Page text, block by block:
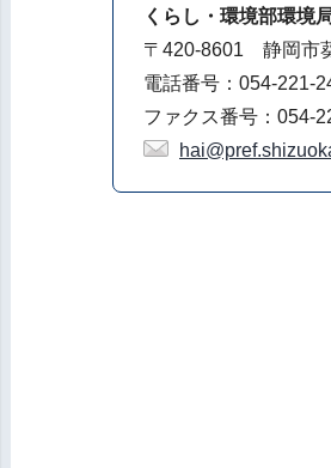
くらし・環境部環境
〒420-8601 静岡市
電話番号：054-221-
ファクス番号：054-